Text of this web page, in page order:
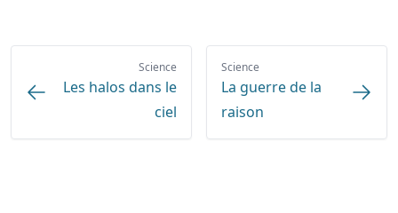
Science
Les halos dans le
ciel
Science
La guerre de la
raison